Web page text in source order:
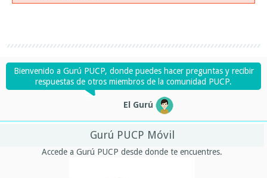
Bienvenido a Gurú PUCP, donde puedes hacer preguntas y recibir
respuestas de otros miembros de la comunidad PUCP.
El Gurú
Gurú PUCP Móvil
Accede a Gurú PUCP desde donde te encuentres.